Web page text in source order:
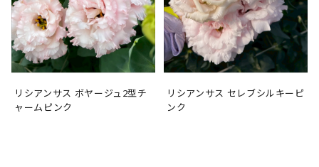
リシアンサス ボヤージュ2型チ
ャームピンク
リシアンサス セレブシルキーピ
ンク